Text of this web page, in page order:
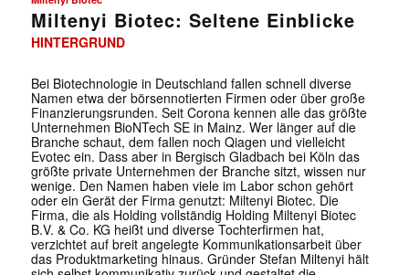
Miltenyi Biotec: Seltene Einblicke
HINTERGRUND
Bei Biotechnologie in Deutschland fallen schnell diverse
Namen etwa der börsennotierten Firmen oder über große
Finanzierungsrunden. Seit Corona kennen alle das größte
Unternehmen BioNTech SE in Mainz. Wer länger auf die
Branche schaut, dem fallen noch Qiagen und vielleicht
Evotec ein. Dass aber in Bergisch Gladbach bei Köln das
größte private Unternehmen der Branche sitzt, wissen nur
wenige. Den Namen haben viele im Labor schon gehört
oder ein Gerät der Firma genutzt: Miltenyi Biotec. Die
Firma, die als Holding vollständig Holding Miltenyi Biotec
B.V. & Co. KG heißt und diverse Tochterfirmen hat,
verzichtet auf breit angelegte Kommunikationsarbeit über
das Produktmarketing hinaus. Gründer Stefan Miltenyi hält